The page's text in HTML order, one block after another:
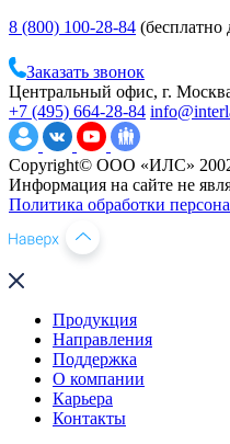
8 (800) 100-28-84
Заказать звонок
Центральный офис, г.
+7 (495) 664-28-84
Copyright© ООО «ИЛС»
Информация на сайте не
Политика обработки
Продукция
Направления
Поддержка
О компании
Карьера
Контакты